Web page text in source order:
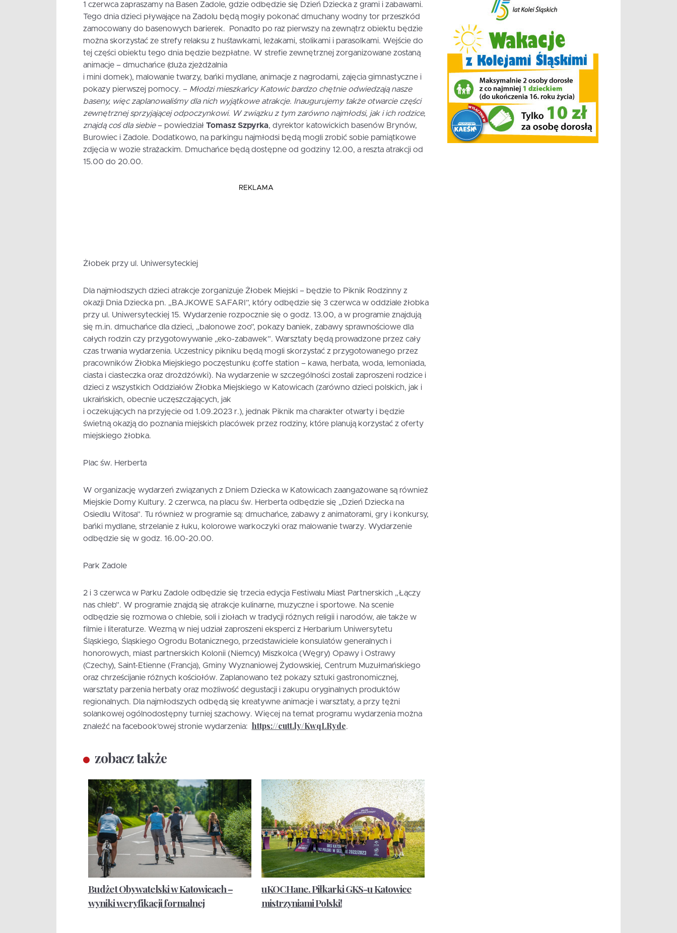
1 czerwca zapraszamy na Basen Zadole, gdzie odbędzie się Dzień Dziecka z grami i zabawami.
Tego dnia dzieci pływające na Zadolu będą mogły pokonać dmuchany wodny tor przeszkód
zamocowany do basenowych barierek. Ponadto po raz pierwszy na zewnątrz obiektu będzie
można skorzystać ze strefy relaksu z huśtawkami, leżakami, stolikami i parasolkami. Wejście do
tej części obiektu tego dnia będzie bezpłatne. W strefie zewnętrznej zorganizowane zostaną
animacje – dmuchańce (duża zjeżdżalnia
i mini domek), malowanie twarzy, bańki mydlane, animacje z nagrodami, zajęcia gimnastyczne i
pokazy pierwszej pomocy. – Młodzi mieszkańcy Katowic bardzo chętnie odwiedzają nasze
baseny, więc zaplanowaliśmy dla nich wyjątkowe atrakcje. Inaugurujemy także otwarcie części
zewnętrznej sprzyjającej odpoczynkowi. W związku z tym zarówno najmłodsi, jak i ich rodzice,
znajdą coś dla siebie– powiedział Tomasz Szpyrka, dyrektor katowickich basenów Brynów,
Burowiec i Zadole. Dodatkowo, na parkingu najmłodsi będą mogli zrobić sobie pamiątkowe
zdjęcia w wozie strażackim. Dmuchańce będą dostępne od godziny 12.00, a reszta atrakcji od
15.00 do 20.00.
REKLAMA
Żłobek przy ul. Uniwersyteckiej
Dla najmłodszych dzieci atrakcje zorganizuje Żłobek Miejski – będzie to Piknik Rodzinny z
okazji Dnia Dziecka pn. „BAJKOWE SAFARI”, który odbędzie się 3 czerwca w oddziale żłobka
przy ul. Uniwersyteckiej 15. Wydarzenie rozpocznie się o godz. 13.00, a w programie znajdują
się m.in. dmuchańce dla dzieci, „balonowe zoo”, pokazy baniek, zabawy sprawnościowe dla
całych rodzin czy przygotowywanie „eko-zabawek”. Warsztaty będą prowadzone przez cały
czas trwania wydarzenia. Uczestnicy pikniku będą mogli skorzystać z przygotowanego przez
pracowników Żłobka Miejskiego poczęstunku (coffe station – kawa, herbata, woda, lemoniada,
ciasta i ciasteczka oraz drożdżówki). Na wydarzenie w szczególności zostali zaproszeni rodzice i
dzieci z wszystkich Oddziałów Żłobka Miejskiego w Katowicach (zarówno dzieci polskich, jak i
ukraińskich, obecnie uczęszczających, jak
i oczekujących na przyjęcie od 1.09.2023 r.), jednak Piknik ma charakter otwarty i będzie
świetną okazją do poznania miejskich placówek przez rodziny, które planują korzystać z oferty
miejskiego żłobka.
Plac św. Herberta
W organizację wydarzeń związanych z Dniem Dziecka w Katowicach zaangażowane są również
Miejskie Domy Kultury. 2 czerwca, na placu św. Herberta odbędzie się „Dzień Dziecka na
Osiedlu Witosa”. Tu również w programie są: dmuchańce, zabawy z animatorami, gry i konkursy,
bańki mydlane, strzelanie z łuku, kolorowe warkoczyki oraz malowanie twarzy. Wydarzenie
odbędzie się w godz. 16.00-20.00.
Park Zadole
2 i 3 czerwca w Parku Zadole odbędzie się trzecia edycja Festiwalu Miast Partnerskich „Łączy
nas chleb”. W programie znajdą się atrakcje kulinarne, muzyczne i sportowe. Na scenie
odbędzie się rozmowa o chlebie, soli i ziołach w tradycji różnych religii i narodów, ale także w
filmie i literaturze. Wezmą w niej udział zaproszeni eksperci z Herbarium Uniwersytetu
Śląskiego, Śląskiego Ogrodu Botanicznego, przedstawiciele konsulatów generalnych i
honorowych, miast partnerskich Kolonii (Niemcy) Miszkolca (Węgry) Opawy i Ostrawy
(Czechy), Saint-Etienne (Francja), Gminy Wyznaniowej Żydowskiej, Centrum Muzułmańskiego
oraz chrześcijanie różnych kościołów. Zaplanowano też pokazy sztuki gastronomicznej,
warsztaty parzenia herbaty oraz możliwość degustacji i zakupu oryginalnych produktów
regionalnych. Dla najmłodszych odbędą się kreatywne animacje i warsztaty, a przy tężni
solankowej ogólnodostępny turniej szachowy. Więcej na temat programu wydarzenia można
znaleźć na facebook’owej stronie wydarzenia: https://cutt.ly/KwqLRyde.
zobacz także
Budżet Obywatelski w Katowicach –
wyniki weryfikacji formalnej
uKOCHane. Piłkarki GKS-u Katowice
mistrzyniami Polski!